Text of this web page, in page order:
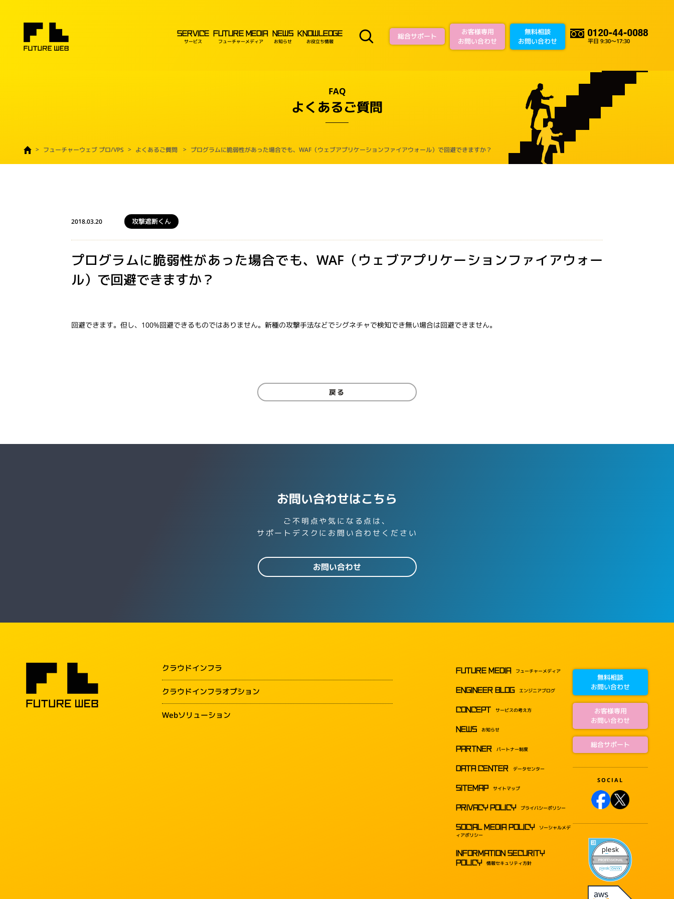
SERVICE
サービス
FUTURE MEDIA
フューチャーメディア
NEWS
お知らせ
KNOWLEDGE
お役立ち情報
総合サポート
お客様専用
お問い合わせ
無料相談
お問い合わせ
平日 9:30～17:30
FAQ
よくあるご質問
フューチャーウェブ プロ/VPS よくあるご質問 プログラムに脆弱性があった場合でも、WAF（ウェブアプリケーションファイアウォール）で回避できますか？
2018.03.20 攻撃遮断くん
プログラムに脆弱性があった場合でも、WAF（ウェブアプリケーションファイアウォー
ル）で回避できますか？
回避できます。但し、100%回避できるものではありません。新種の攻撃手法などでシグネチャで検知でき無い場合は回避できません。
戻る
お問い合わせはこちら
ご不明点や気になる点は、
サポートデスクにお問い合わせください
お問い合わせ
クラウドインフラ
クラウドインフラオプション
Webソリューション
FUTURE MEDIA フューチャーメディア
ENGINEER BLOG エンジニアブログ
CONCEPT サービスの考え方
NEWS お知らせ
PARTNER パートナー制度
DATA CENTER データセンター
SITEMAP サイトマップ
PRIVACY POLICY プライバシーポリシー
SOCIAL MEDIA POLICY
ソーシャルメデ
ィアポリシー
INFORMATION SECURITY
POLICY
情報セキュリティ方針
無料相談
お問い合わせ
お客様専用
お問い合わせ
総合サポート